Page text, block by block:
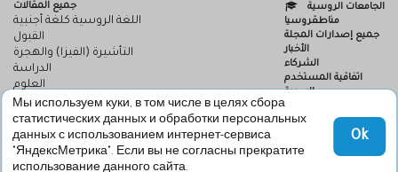
جميع المقالات
اللغة الروسية كلغة أجنبية
القبول
التأشيرة (الفيزا) والهجرة
الدراسة
العلوم
HED_people
البيت الروسي
المناطق
الثقافة
الجامعات الروسية
مناطقروسيا
جميع إصدارات المجلة
الأخبار
الشركاء
اتفاقية المستخدم
السرية
HED
Мы используем куки, в том числе в целях сбора
статистических данных и обработки персональных
данных с использованием интернет-сервиса
"ЯндексМетрика". Если вы не согласны прекратите
использование данного сайта.
Ok